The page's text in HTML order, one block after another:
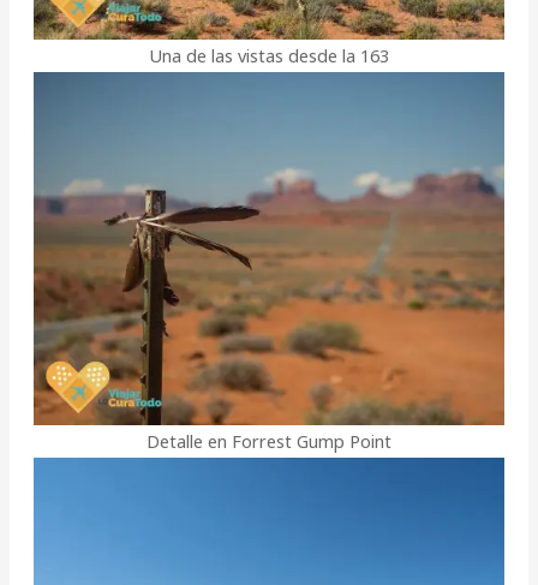
Una de las vistas desde la 163
Detalle en Forrest Gump Point